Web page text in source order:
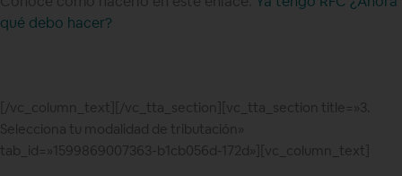
qué debo hacer?
[/vc_column_text][/vc_tta_section][vc_tta_section title=»3.
Selecciona tu modalidad de tributación»
tab_id=»1599869007363-b1cb056d-172d»][vc_column_text]